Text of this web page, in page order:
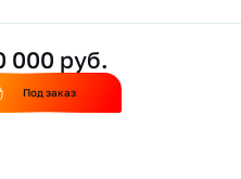
000 руб.
Под заказ